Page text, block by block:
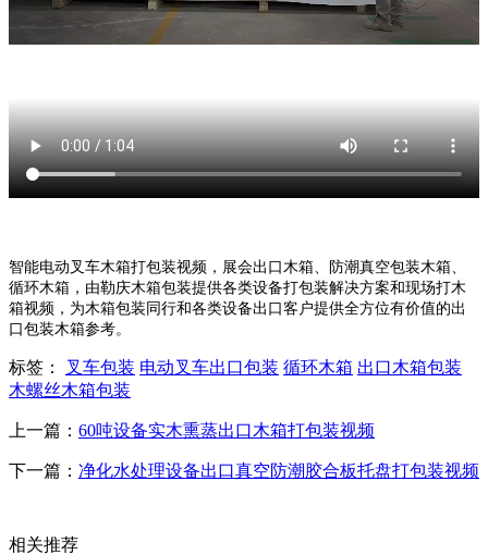
智能电动叉车木箱打包装视频，展会出口木箱、防潮真空包装木箱、
循环木箱，由勒庆木箱包装提供各类设备打包装解决方案和现场打木
箱视频，为木箱包装同行和各类设备出口客户提供全方位有价值的出
口包装木箱参考。
标签： 叉车包装 电动叉车出口包装 循环木箱 出口木箱包装
木螺丝木箱包装
上一篇： 60吨设备实木熏蒸出口木箱打包装视频
下一篇： 净化水处理设备出口真空防潮胶合板托盘打包装视频
相关推荐